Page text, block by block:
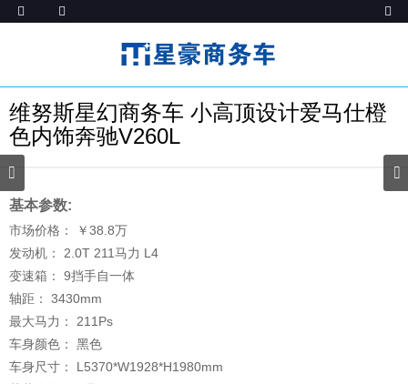
维努斯星幻商务车 小高顶设计爱马仕橙
色内饰奔驰V260L
基本参数:
市场价格： ￥38.8万
发动机：
2.0T 211马力 L4
变速箱：
9挡手自一体
轴距：
3430mm
最大马力：
211 Ps
车身颜色：
黑色
车身尺寸：
L5370*W1928*H1980mm